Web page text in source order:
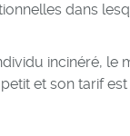
dans
incinéré, le
et son tarif